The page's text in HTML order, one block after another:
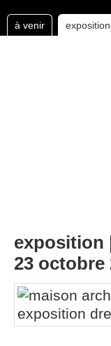
à venir
exposition
23 octobre